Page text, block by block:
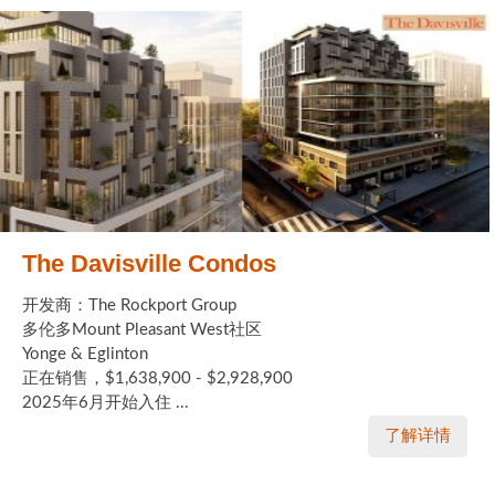
The Davisville Condos
开发商：The Rockport Group
多伦多Mount Pleasant West社区
Yonge & Eglinton
正在销售，$1,638,900 - $2,928,900
2025年6月开始入住 ...
了解详情